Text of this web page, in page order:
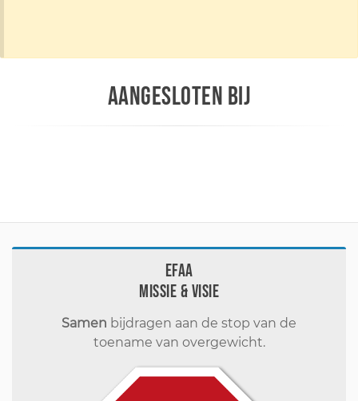
AANGESLOTEN BIJ
EFAA
Missie & visie
Samen bijdragen aan de stop van de
toename van overgewicht.